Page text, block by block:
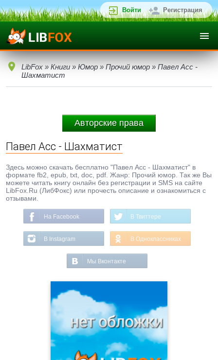
Войти Регистрация
LibFox » Книги » Юмор » Прочий юмор » Павел Асс -
Шахматист
Авторские права
Павел Асс - Шахматист
Здесь можно скачать бесплатно "Павел Асс - Шахматист" в
формате fb2, epub, txt, doc, pdf. Жанр: Прочий юмор. Так же Вы
можете читать книгу онлайн без регистрации и SMS на сайте
LibFox.Ru (ЛибФокс) или прочесть описание и ознакомиться с
отзывами.
На Facebook В Твиттере
В Instagram В Одноклассниках
Мы Вконтакте